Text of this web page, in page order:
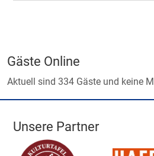
Gäste Online
Aktuell sind 334 Gäste und keine
Unsere Partner